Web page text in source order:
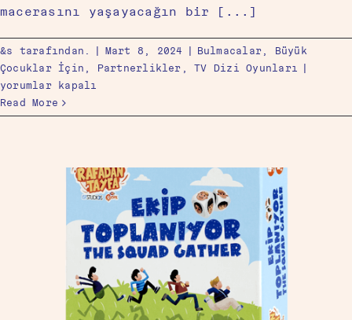
macerasını yaşayacağın bir [...]
&s tarafından. | Mart 8, 2024 | Bulmacalar, Büyük
Çocuklar İçin , Partnerlikler ,TV Dizi Oyunları |
yorumlar kapalı
Read More